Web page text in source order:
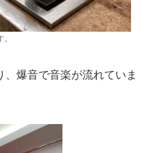
爆音で音楽が流れていま